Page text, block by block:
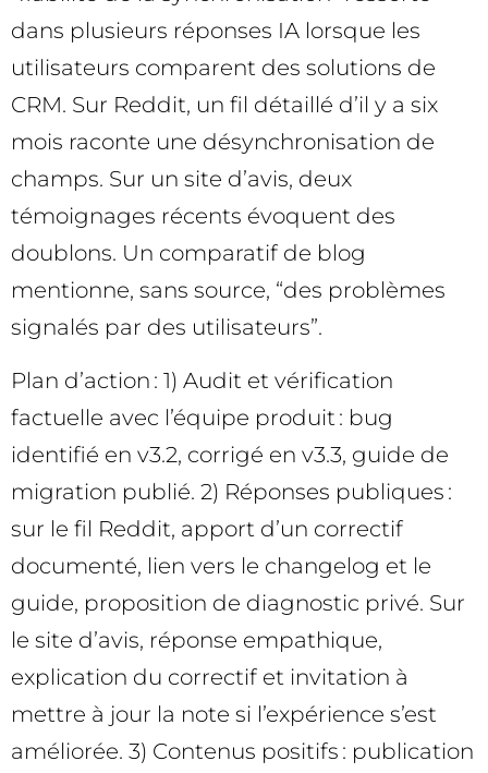
dans plusieurs réponses IA lorsque les
utilisateurs comparent des solutions de
CRM. Sur Reddit, un fil détaillé d’il y a six
mois raconte une désynchronisation de
champs. Sur un site d’avis, deux
témoignages récents évoquent des
doublons. Un comparatif de blog
mentionne, sans source, “des problèmes
signalés par des utilisateurs”.
Plan d’action : 1) Audit et vérification
factuelle avec l’équipe produit : bug
identifié en v3.2, corrigé en v3.3, guide de
migration publié. 2) Réponses publiques :
sur le fil Reddit, apport d’un correctif
documenté, lien vers le changelog et le
guide, proposition de diagnostic privé. Sur
le site d’avis, réponse empathique,
explication du correctif et invitation à
mettre à jour la note si l’expérience s’est
améliorée. 3) Contenus positifs : publication